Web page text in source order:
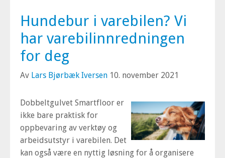
Hundebur i varebilen? Vi
har varebilinnredningen
for deg
Av Lars Bjørbæk Iversen 10. november 2021
Dobbeltgulvet Smartfloor er
ikke bare praktisk for
oppbevaring av verktøy og
arbeidsutstyr i varebilen. Det
kan også være en nyttig løsning for å organisere